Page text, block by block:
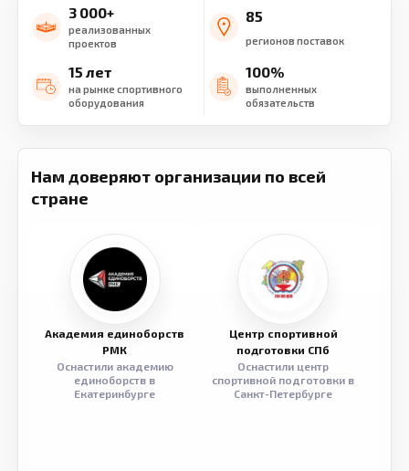
3 000+
реализованных
проектов
85
регионов поставок
15 лет
на рынке спортивного
оборудования
100%
выполненных
обязательств
Нам доверяют организации по всей
стране
Академия единоборств
РМК
Оснастили академию
единоборств в
Екатеринбурге
Центр спортивной
подготовки СПб
Оснастили центр
спортивной подготовки в
Санкт-Петербурге